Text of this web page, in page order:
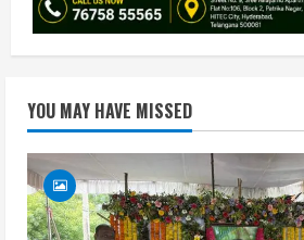
YOU MAY HAVE MISSED